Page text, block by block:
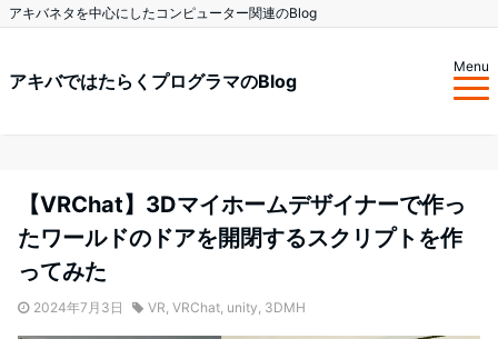
アキバネタを中心にしたコンピューター関連のBlog
アキバではたらくプログラマのBlog
Menu
【VRChat】3Dマイホームデザイナーで作っ
たワールドのドアを開閉するスクリプトを作
ってみた
2024年7月3日 VR, VRChat, unity, 3DMH